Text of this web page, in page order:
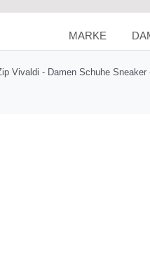
MARKE
Vivaldi - Damen Schuhe Sneaker